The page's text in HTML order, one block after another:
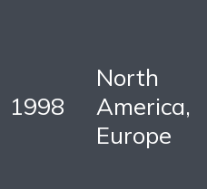
1998
North
America,
Europe